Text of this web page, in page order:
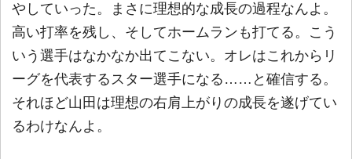
やしていった。まさに理想的な成長の過程なんよ。
高い打率を残し、そしてホームランも打てる。こう
いう選手はなかなか出てこない。オレはこれからリ
ーグを代表するスター選手になる……と確信する。
それほど山田は理想の右肩上がりの成長を遂げてい
るわけなんよ。